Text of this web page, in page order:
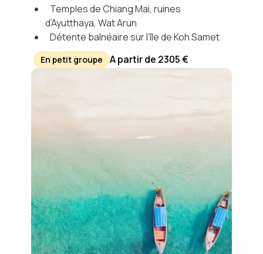
Temples de Chiang Mai, ruines
d’Ayutthaya, Wat Arun
Détente balnéaire sur l’île de Koh Samet
En petit groupe A partir de 2305 €